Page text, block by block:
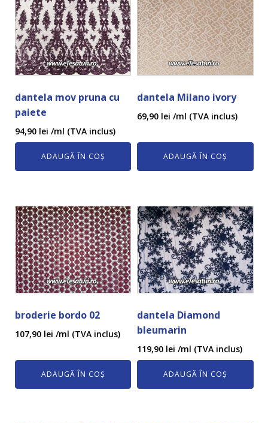
dantela mov pruna cu
paiete
94,90 lei /ml (TVA inclus)
ADAUGĂ ÎN COȘ
dantela Milano ivory
69,90 lei /ml (TVA inclus)
ADAUGĂ ÎN COȘ
broderie bordo 02
107,90 lei /ml (TVA inclus)
ADAUGĂ ÎN COȘ
dantela Diamond
bleumarin
119,90 lei /ml (TVA inclus)
ADAUGĂ ÎN COȘ